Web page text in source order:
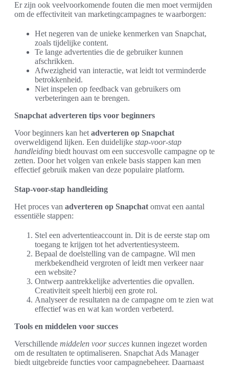
Er zijn ook veelvoorkomende fouten die men moet vermijden
om de effectiviteit van marketingcampagnes te waarborgen:
Het negeren van de unieke kenmerken van Snapchat,
zoals tijdelijke content.
Te lange advertenties die de gebruiker kunnen
afschrikken.
Afwezigheid van interactie, wat leidt tot verminderde
betrokkenheid.
Niet inspelen op feedback van gebruikers om
verbeteringen aan te brengen.
Snapchat adverteren tips voor beginners
Voor beginners kan het adverteren op Snapchat
overweldigend lijken. Een duidelijke stap-voor-stap
handleiding biedt houvast om een succesvolle campagne op te
zetten. Door het volgen van enkele basis stappen kan men
effectief gebruik maken van deze populaire platform.
Stap-voor-stap handleiding
Het proces van adverteren op Snapchat omvat een aantal
essentiële stappen:
Stel een advertentieaccount in. Dit is de eerste stap om
toegang te krijgen tot het advertentiesysteem.
Bepaal de doelstelling van de campagne. Wil men
merkbekendheid vergroten of leidt men verkeer naar
een website?
Ontwerp aantrekkelijke advertenties die opvallen.
Creativiteit speelt hierbij een grote rol.
Analyseer de resultaten na de campagne om te zien wat
effectief was en wat kan worden verbeterd.
Tools en middelen voor succes
Verschillende middelen voor succes kunnen ingezet worden
om de resultaten te optimaliseren. Snapchat Ads Manager
biedt uitgebreide functies voor campagnebeheer. Daarnaast